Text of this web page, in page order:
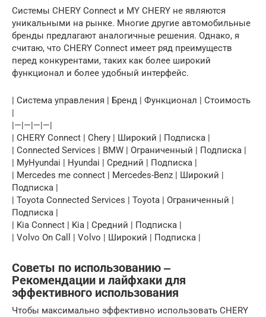
Системы CHERY Connect и MY CHERY не являются
уникальными на рынке. Многие другие автомобильные
бренды предлагают аналогичные решения. Однако, я
считаю, что CHERY Connect имеет ряд преимуществ
перед конкурентами, таких как более широкий
функционал и более удобный интерфейс.
| Система управления | Бренд | Функционал | Стоимость
|—|—|—|—|
| CHERY Connect | Chery | Широкий | Подписка |
| Connected Services | BMW | Ограниченный | Подписка |
| MyHyundai | Hyundai | Средний | Подписка |
| Mercedes me connect | Mercedes-Benz | Широкий |
Подписка |
| Toyota Connected Services | Toyota | Ограниченный |
Подписка |
| Kia Connect | Kia | Средний | Подписка |
| Volvo On Call | Volvo | Широкий | Подписка |
Советы по использованию ‒
Рекомендации и лайфхаки для
эффективного использования
Чтобы максимально эффективно использовать CHERY